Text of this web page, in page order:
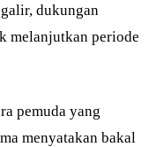
dukungan
melanjutkan periode
pemuda yang
menyatakan bakal